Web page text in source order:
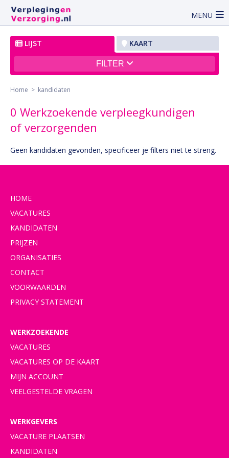
MENU
LIJST KAART
FILTER
Home > kandidaten
0 Werkzoekende verpleegkundigen
of verzorgenden
Geen kandidaten gevonden, specificeer je filters niet te streng.
HOME
VACATURES
KANDIDATEN
PRIJZEN
ORGANISATIES
CONTACT
VOORWAARDEN
PRIVACY STATEMENT
WERKZOEKENDE
VACATURES
VACATURES OP DE KAART
MIJN ACCOUNT
VEELGESTELDE VRAGEN
WERKGEVERS
VACATURE PLAATSEN
KANDIDATEN